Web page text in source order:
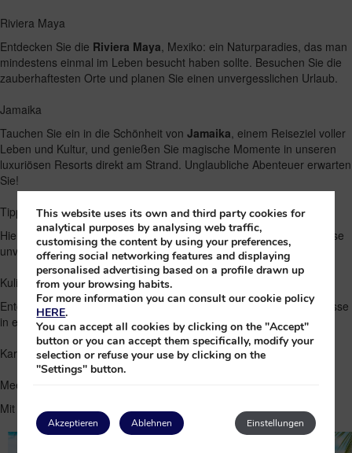
Riviera Maya
Entdecken Sie die Riviera Maya , Mexiko: ein Naturparadies, das man
mindestens einmal im Leben besucht haben sollte. Besuchen Sie die
zauberhaftesten Orte und planen Sie einen unvergesslichen Urlaub.
Jamaika
Tauchen Sie ein in die Schönheit von Jamaika , einem Reiseziel voller
Leben und Kultur, und genießen Sie magische Momente in unseren
luxuriösen Resorts direkt am Strand. Unglaubliche Abenteuer erwarten
Sie!
Tipps
Hier finden Sie die besten Tipps und Empfehlungen, damit Ihre Reise
unvergesslich wird.
Kulinarik
Entdecken Sie eine Welt der Aromen und gastronomischen Erlebnisse
in einem unserer Resorts und Reiseziele.
Karibische Cocktails: Genießen Sie Ihr Lieblingsgetränk direkt am
Meer
Mit
Princess|18 November, 2025| 0 kommentare
This website uses its own and third party cookies for
analytical purposes by analysing web traffic,
customising the content by using your preferences,
offering social networking features and displaying
personalised advertising based on a profile drawn up
from your browsing habits.
For more information you can consult our cookie policy
HERE.
You can accept all cookies by clicking on the "Accept"
button or you can accept them specifically, modify your
selection or refuse your use by clicking on the
"Settings" button.
Akzeptieren Einstellungen
Ablehnen